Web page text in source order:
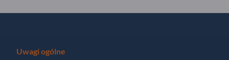
Uwagi ogólne